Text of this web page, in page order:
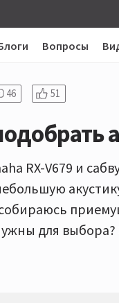
Вопросы
46 51
RX-V679 и
для